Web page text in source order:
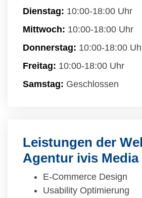
Dienstag: 10:00-18:00 Uhr
Mittwoch: 10:00-18:00 Uhr
Donnerstag: 10:00-18:00
Freitag: 10:00-18:00 Uhr
Samstag: Geschlossen
Leistungen der
Agentur ivis
E-Commerce Design
Usability Optimierung